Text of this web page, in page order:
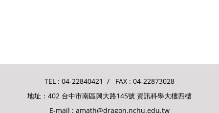
TEL : 04-22840421 / FAX : 04-22873028
地址：402 台中市南區興大路145號 資訊科學大樓四樓
E-mail : amath@dragon.nchu.edu.tw